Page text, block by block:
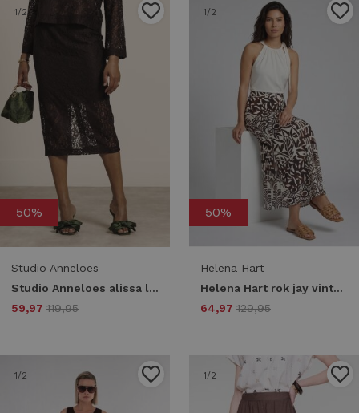
1/2
50%
Studio Anneloes
Studio Anneloes alissa lace skirt 13758 8700 espresso
59,97 119,95
1/2
50%
Helena Hart
Helena Hart rok jay vinty 7798 Skort choco
64,97 129,95
1/2 1/2